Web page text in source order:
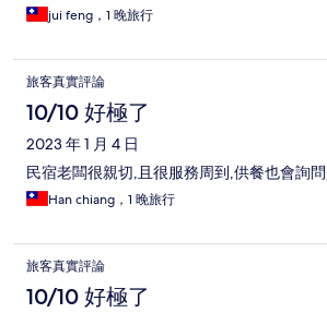
jui feng，1 晚旅行
旅客真實評論
10/10 好極了
2023 年 1 月 4 日
民宿老闆很親切,且很服務周到,供餐也會詢
Han chiang，1 晚旅行
旅客真實評論
10/10 好極了